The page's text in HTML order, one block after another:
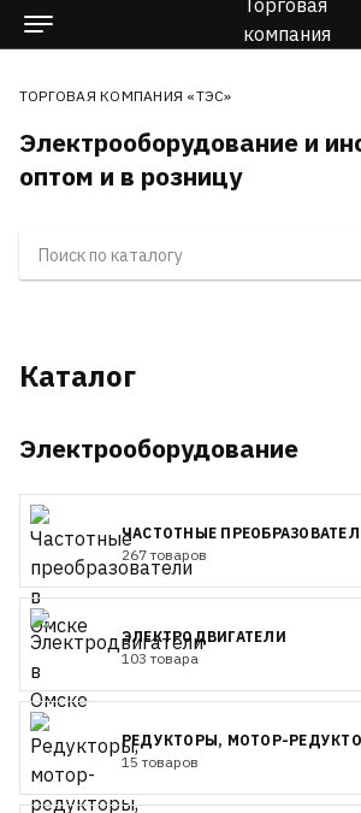
ТОРГОВАЯ КОМПАНИЯ «ТЭС»
Электрооборудование и
оптом и в розницу
Каталог
Электрооборудование
ЧАСТОТНЫЕ
267 товаров
ЭЛЕКТРОДВИГАТЕЛИ
103 товара
РЕДУКТОРЫ, МОТОР-
15 товаров